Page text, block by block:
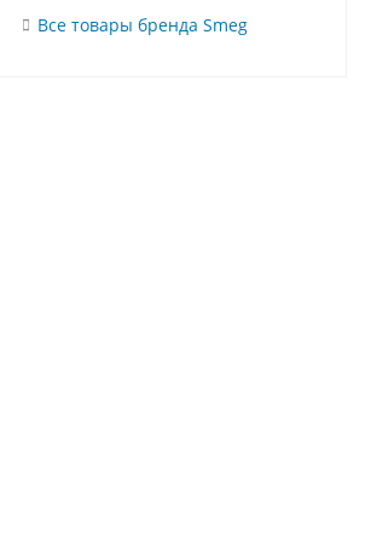
Все товары бренда Smeg